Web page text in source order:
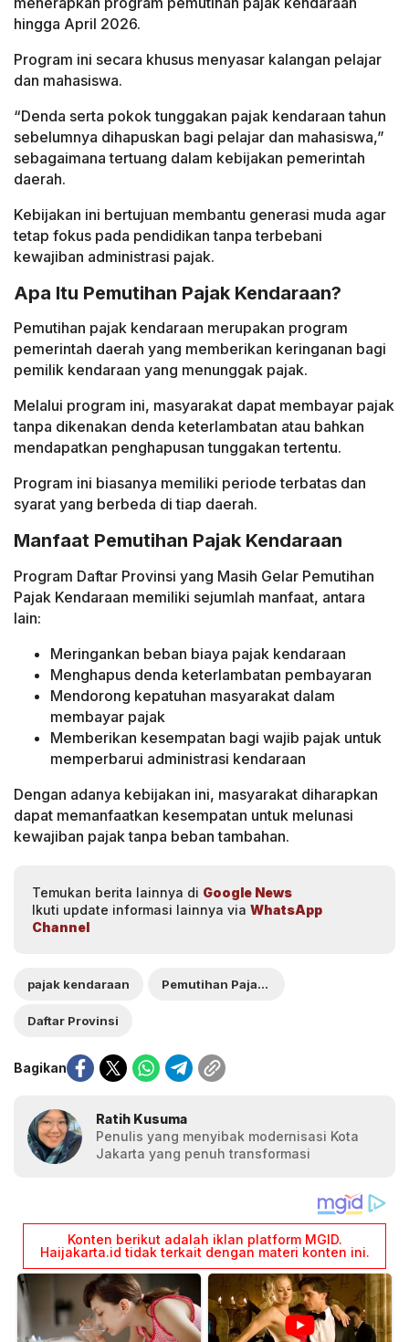
hingga April 2026.
Program ini secara khusus menyasar kalangan pelajar
dan mahasiswa.
“Denda serta pokok tunggakan pajak kendaraan tahun
sebelumnya dihapuskan bagi pelajar dan mahasiswa,”
sebagaimana tertuang dalam kebijakan pemerintah
daerah.
Kebijakan ini bertujuan membantu generasi muda agar
tetap fokus pada pendidikan tanpa terbebani
kewajiban administrasi pajak.
Apa Itu Pemutihan Pajak Kendaraan?
Pemutihan pajak kendaraan merupakan program
pemerintah daerah yang memberikan keringanan bagi
pemilik kendaraan yang menunggak pajak.
Melalui program ini, masyarakat dapat membayar pajak
tanpa dikenakan denda keterlambatan atau bahkan
mendapatkan penghapusan tunggakan tertentu.
Program ini biasanya memiliki periode terbatas dan
syarat yang berbeda di tiap daerah.
Manfaat Pemutihan Pajak Kendaraan
Program Daftar Provinsi yang Masih Gelar Pemutihan
Pajak Kendaraan memiliki sejumlah manfaat, antara
lain:
Meringankan beban biaya pajak kendaraan
Menghapus denda keterlambatan pembayaran
Mendorong kepatuhan masyarakat dalam
membayar pajak
Memberikan kesempatan bagi wajib pajak untuk
memperbarui administrasi kendaraan
Dengan adanya kebijakan ini, masyarakat diharapkan
dapat memanfaatkan kesempatan untuk melunasi
kewajiban pajak tanpa beban tambahan.
Temukan berita lainnya di Google News
Ikuti update informasi lainnya via WhatsApp
Channel
pajak kendaraan Pemutihan Pajak Kendaraan
Daftar Provinsi
Bagikan
Ratih Kusuma
Penulis yang menyibak modernisasi Kota
Jakarta yang penuh transformasi